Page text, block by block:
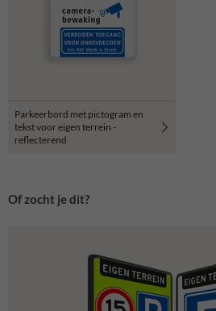
Parkeerbord met pictogram en
tekst voor eigen terrein -
reflecterend
Of zocht je dit?